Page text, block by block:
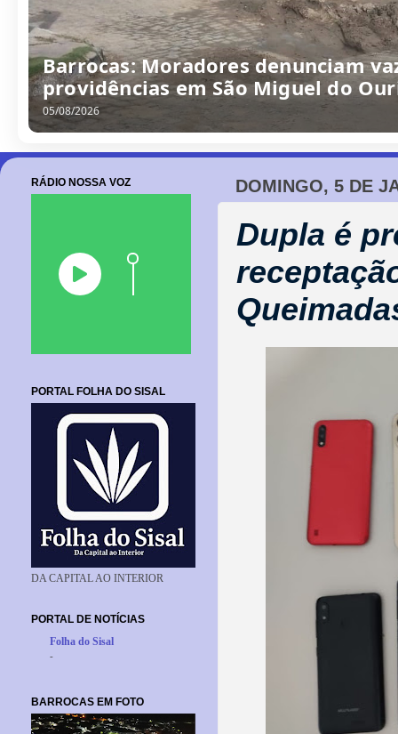
/
0
8
/
2
0
2
6
DOMINGO, 5 DE
Dupla é
RÁDIO NOSSA VOZ
PORTAL FOLHA DO SISAL
DA CAPITAL AO INTERIOR
PORTAL DE NOTÍCIAS
Folha do Sisal
-
BARROCAS EM FOTO